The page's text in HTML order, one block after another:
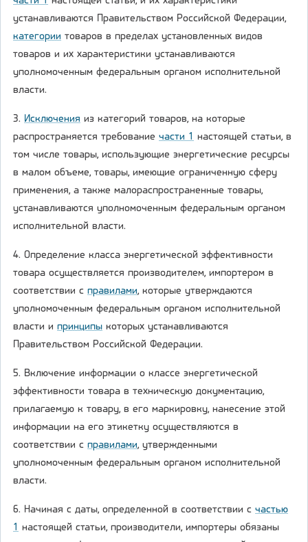
устанавливаются Правительством Российской Федерации,
категории товаров в пределах установленных видов
товаров и их характеристики устанавливаются
уполномоченным федеральным органом исполнительной
власти.
3. Исключения из категорий товаров, на которые
распространяется требование части 1 настоящей статьи, в
том числе товары, использующие энергетические ресурсы
в малом объеме, товары, имеющие ограниченную сферу
применения, а также малораспространенные товары,
устанавливаются уполномоченным федеральным органом
исполнительной власти.
4. Определение класса энергетической эффективности
товара осуществляется производителем, импортером в
соответствии с правилами, которые утверждаются
уполномоченным федеральным органом исполнительной
власти и принципы которых устанавливаются
Правительством Российской Федерации.
5. Включение информации о классе энергетической
эффективности товара в техническую документацию,
прилагаемую к товару, в его маркировку, нанесение этой
информации на его этикетку осуществляются в
соответствии с правилами, утвержденными
уполномоченным федеральным органом исполнительной
власти.
6. Начиная с даты, определенной в соответствии с частью
1 настоящей статьи, производители, импортеры обязаны